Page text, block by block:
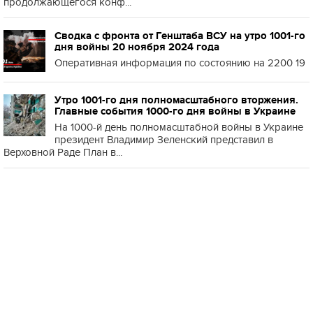
Сводка с фронта от Генштаба ВСУ на утро 1001-го
дня войны 20 ноября 2024 года
Оперативная информация по состоянию на 2200 19
Утро 1001-го дня полномасштабного вторжения.
Главные события 1000-го дня войны в Украине
На 1000-й день полномасштабной войны в Украине
президент Владимир Зеленский представил в
Верховной Раде План в...